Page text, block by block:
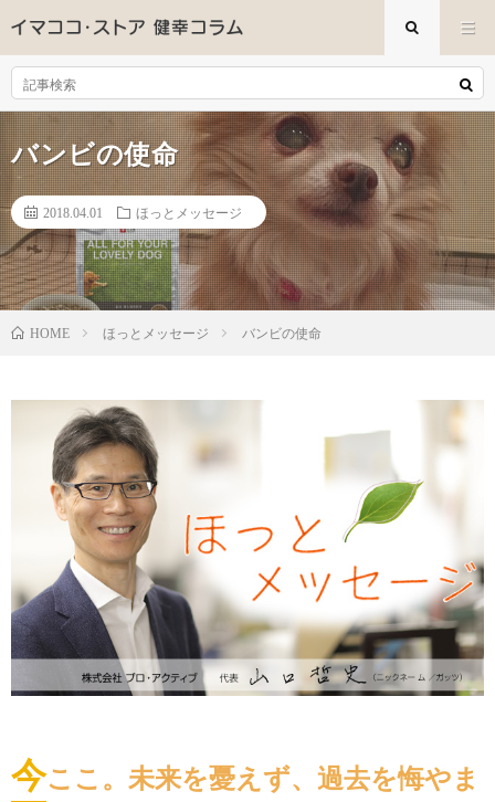
バンビの使命
2018.04.01 ほっとメッセージ
HOME ほっとメッセージ バンビの使命
今ここ。未来を憂えず、過去を悔やま